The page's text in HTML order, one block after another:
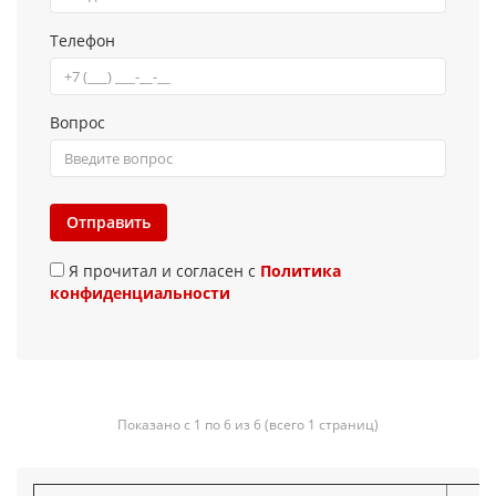
Телефон
Вопрос
Отправить
Я прочитал и согласен с Политика
конфиденциальности
Показано с 1 по 6 из 6 (всего 1 страниц)